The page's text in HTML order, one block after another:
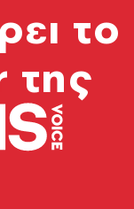
το